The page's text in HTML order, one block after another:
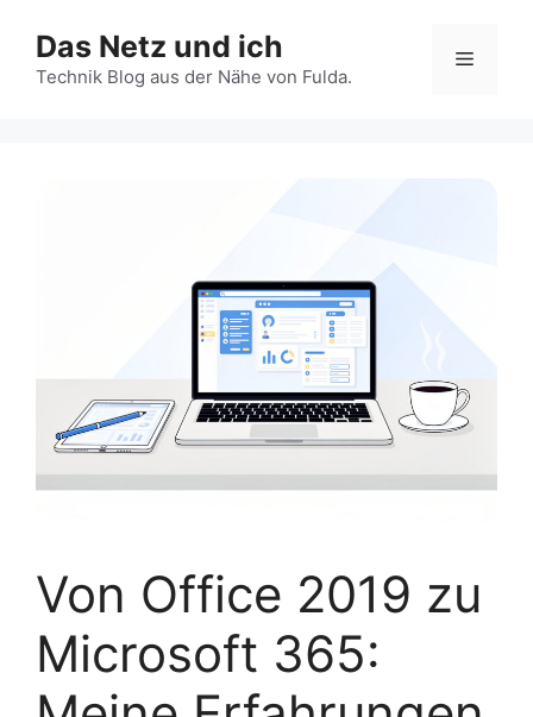
Inhalt
springen
Das Netz und ich
Technik Blog aus der Nähe von Fulda.
Menü
Von Office 2019 zu
Microsoft 365: